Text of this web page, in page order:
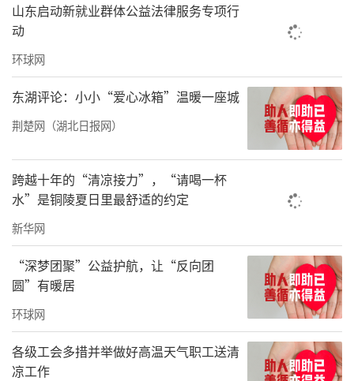
山东启动新就业群体公益法律服务专项行
动
环球网
东湖评论：小小“爱心冰箱”温暖一座城
荆楚网（湖北日报网）
跨越十年的“清凉接力”，“请喝一杯
水”是铜陵夏日里最舒适的约定
新华网
“深梦团聚”公益护航，让“反向团
圆”有暖居
环球网
各级工会多措并举做好高温天气职工送清
凉工作